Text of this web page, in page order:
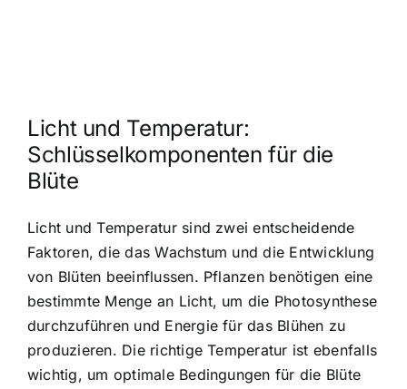
Licht und Temperatur:
Schlüsselkomponenten für die
Blüte
Licht und Temperatur sind zwei entscheidende
Faktoren, die das Wachstum und die Entwicklung
von Blüten beeinflussen. Pflanzen benötigen eine
bestimmte Menge an Licht, um die Photosynthese
durchzuführen und Energie für das Blühen zu
produzieren. Die richtige Temperatur ist ebenfalls
wichtig, um optimale Bedingungen für die Blüte